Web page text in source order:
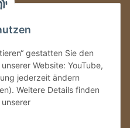
gestatten Sie den
Website: YouTube,
jederzeit ändern
Weitere Details finden